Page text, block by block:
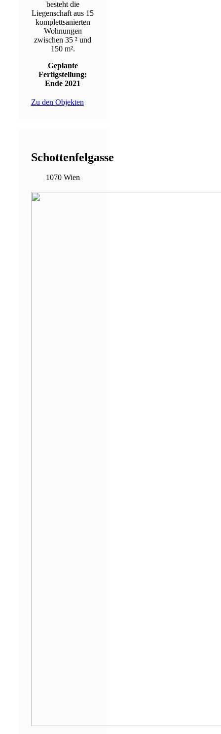
besteht die
Liegenschaft aus 15
komplettsanierten
Wohnungen
zwischen 35 ² und
150 m².
Geplante
Fertigstellung:
Ende 2021
Zu den Objekten
Schottenfelgasse
1070 Wien